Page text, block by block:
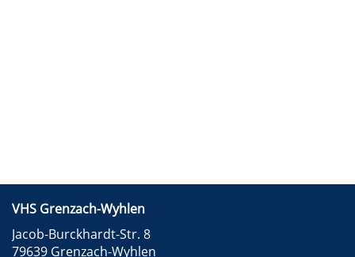
VHS Grenzach-Wyhlen
Jacob-Burckhardt-Str. 8
79639 Grenzach-Wyhlen